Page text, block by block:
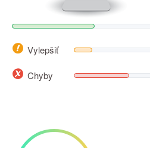
Vylepšiť
Chyby